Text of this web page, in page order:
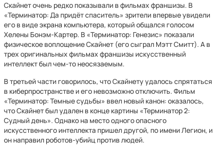
Скайнет очень редко показывали в фильмах франшизы. В
«Терминатор: Да придёт спаситель» зрители впервые увидели
его в виде экрана компьютера, который общался голосом
Хелены Бонэм-Картер. В «Терминатор: Генезис» показали
физическое воплощение Скайнет (его сыграл Мэтт Смитт). А в
трех оригинальных фильмах франшизы искусственный
интеллект был чем-то неосязаемым.
В третьей части говорилось, что Скайнету удалось спрятаться
в киберпространстве и его невозможно отключить. Фильм
«Терминатор: Темные судьбы» ввел новый канон: оказалось,
что Скайнет был удален в конце картины «Терминатор 2:
Судный день». Однако на место одного опасного
искусственного интеллекта пришел другой, по имени Легион, и
он направил роботов-убийц против людей.